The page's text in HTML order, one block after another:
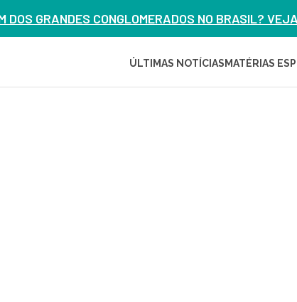
DOS GRANDES CONGLOMERADOS NO BRASIL?
ÚLTIMAS NOTÍCIAS MATÉRIAS